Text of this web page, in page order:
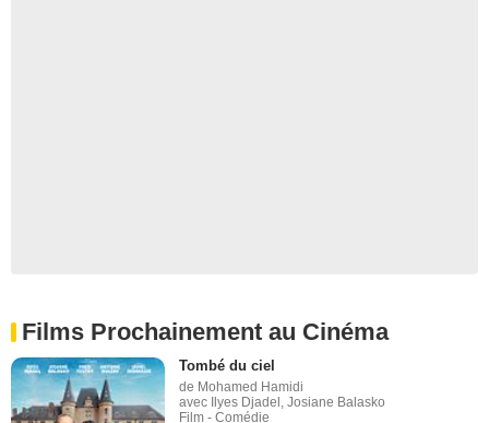
Films Prochainement au Cinéma
Tombé du ciel
de Mohamed Hamidi
avec Ilyes Djadel, Josiane Balasko
Film - Comédie